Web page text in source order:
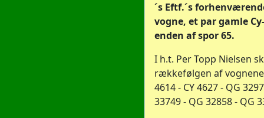
´s Eftf.´s
vogne, et par gamle
enden af spor 65.
I h.t. Per Topp Nielsen
rækkefølgen af
4614 - CY 4627 - QG
33749 - QG 32858 - QG